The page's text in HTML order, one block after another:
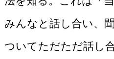
みんなと話し合い、
ついてただただ話し